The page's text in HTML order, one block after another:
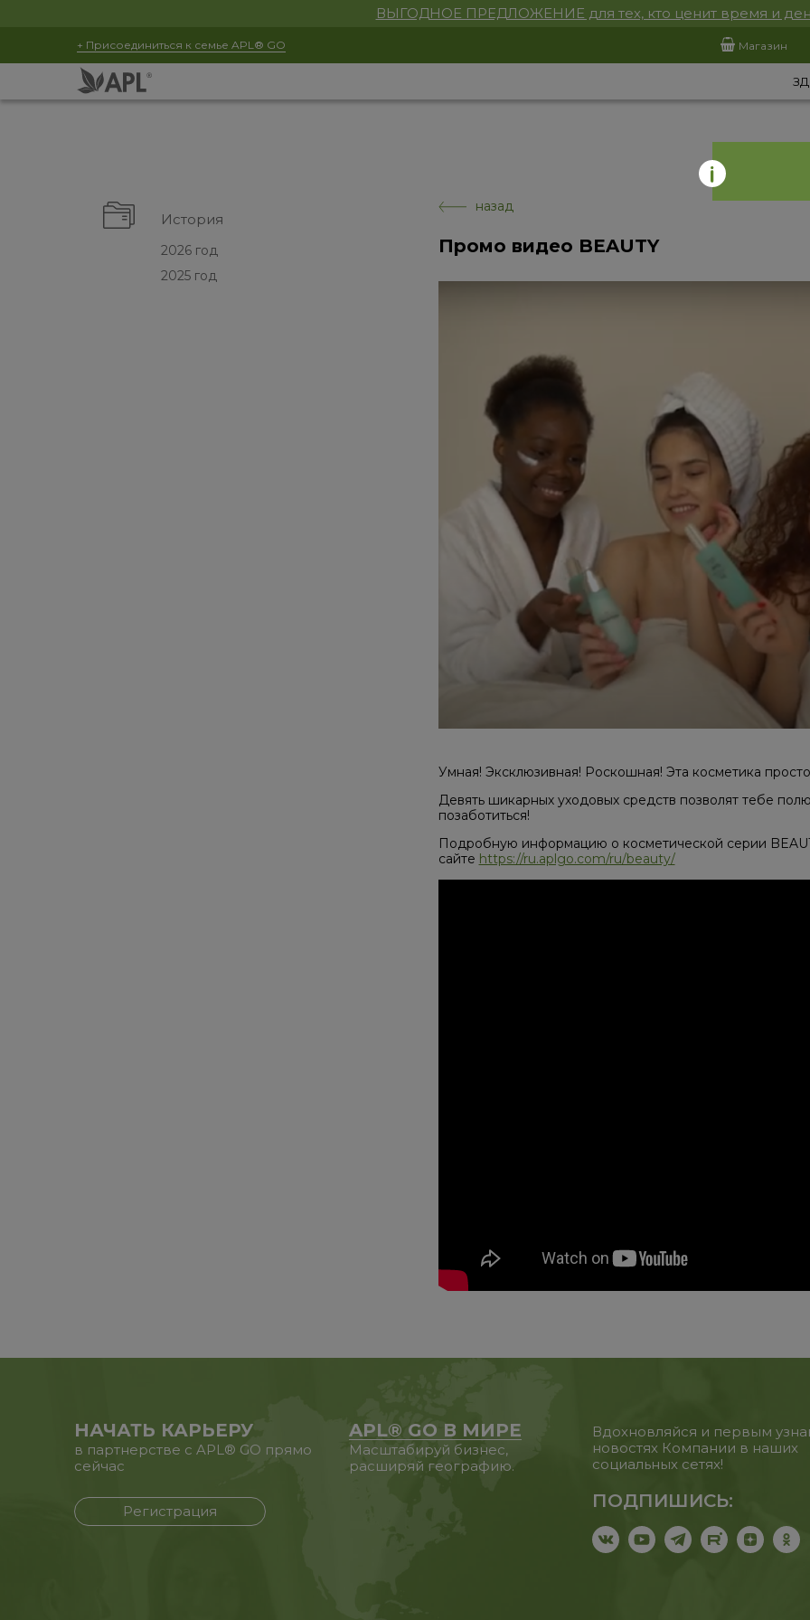
ВЫГОДНОЕ ПРЕДЛОЖЕНИЕ для тех, кто ценит время и
+ Присоединиться к семье APL® GO Магазин
История
2026 год
2025 год
назад
Промо видео BEAUTY
Умная! Эксклюзивная! Роскошная! Эта косметика
Девять шикарных уходовых средств позволят тебе
позаботиться!
Подробную информацию о косметической серии
сайте https://ru.aplgo.com/ru/beauty/
НАЧАТЬ КАРЬЕРУ
в партнерстве с APL® GO прямо
сейчас
Регистрация
APL® GO В МИРЕ
Масштабируй бизнес,
расширяй географию.
Вдохновляйся и первым
новостях Компании в наших
социальных сетях!
ПОДПИШИСЬ: